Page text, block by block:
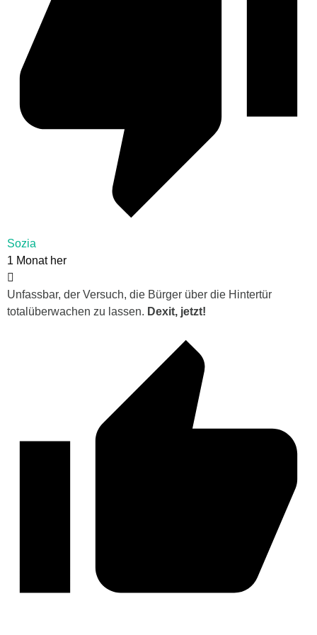
Sozia
1 Monat her
Unfassbar, der Versuch, die Bürger über die Hintertür
totalüberwachen zu lassen. Dexit, jetzt!